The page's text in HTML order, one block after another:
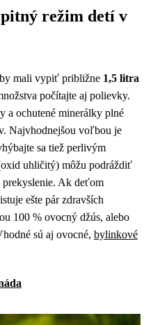
režim detí v
mali vypiť približne 1,5 litra
počítajte aj polievky.
a ochutené minerálky plné
Najvhodnejšou voľbou je
sa tiež perlivým
uhličitý) môžu podráždiť
Ak deťom
ešte pár zdravších
100 % ovocný džús, alebo
sú aj ovocné, bylinkové